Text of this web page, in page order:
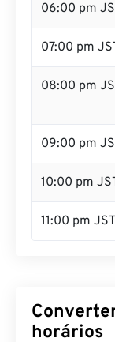
06:00 pm
07:00 pm
08:00 pm
09:00 pm
10:00 pm
11:00 pm JST
horários